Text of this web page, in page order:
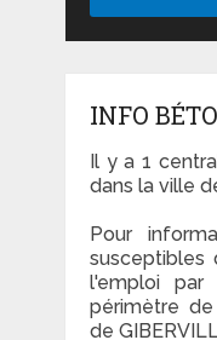
INFO
Il y a 1
dans la ville
Pour
l'emploi par
périmètre
de